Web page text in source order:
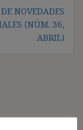
NOVEDADES
(NÚM. 36,
ABRIL)